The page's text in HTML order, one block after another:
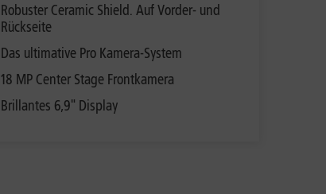
Robuster Ceramic Shield. Auf Vorder- und
Rückseite
Das ultimative Pro Kamera-System
18 MP Center Stage Frontkamera
Brillantes 6,9" Display